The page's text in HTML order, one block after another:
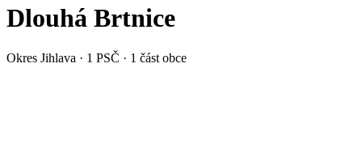
Dlouhá Brtnice
Okres Jihlava · 1 PSČ · 1 část obce